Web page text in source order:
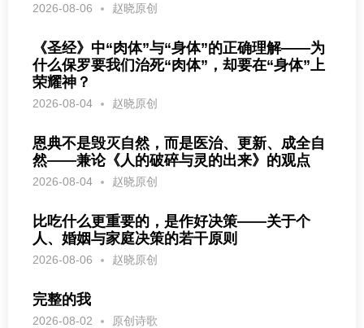
2026-08-06 赵晓原创
《圣经》中“肉体”与“身体”的正确理解——为
什么保罗要我们治死“肉体”，却要在“身体”上
荣耀神？
2026-08-04 赵晓原创
恩典不是毁灭自然，而是医治、更新、成全自
然——兼论《人的破碎与灵的出来》的观点
2026-08-04 赵晓原创
比吃什么更重要的，是作好决策——关于个
人、婚姻与家庭决策的若干原则
2026-08-06 赵晓原创
完整的我
2026-08-02 原创诗歌